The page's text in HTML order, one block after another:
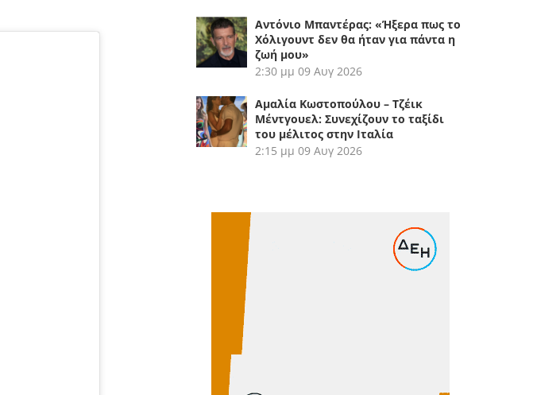
Αντόνιο Μπαντέρας: «Ήξερα πως το
Χόλιγουντ δεν θα ήταν για πάντα η
ζωή μου»
2:30 μμ 09 Αυγ 2026
Αμαλία Κωστοπούλου – Τζέικ
Μέντγουελ: Συνεχίζουν το ταξίδι
του μέλιτος στην Ιταλία
2:15 μμ 09 Αυγ 2026